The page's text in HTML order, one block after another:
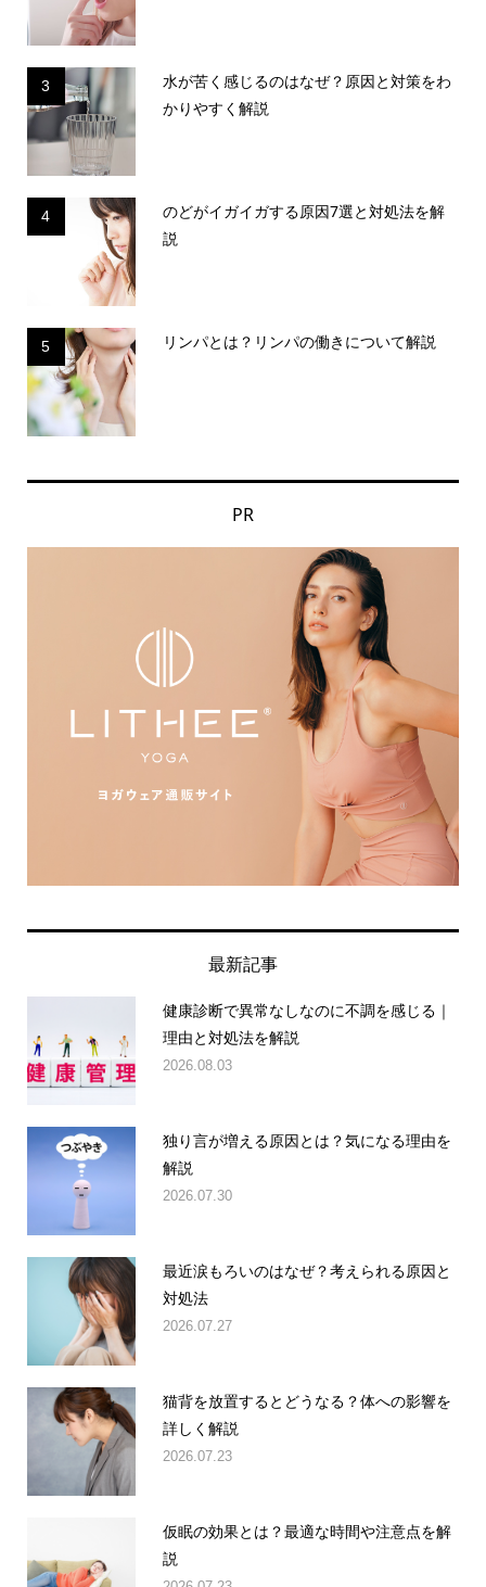
3
水が苦く感じるのはなぜ？原因と対策をわ
かりやすく解説
4
のどがイガイガする原因7選と対処法を解
説
5 リンパとは？リンパの働きについて解説
PR
最新記事
健康診断で異常なしなのに不調を感じる｜
理由と対処法を解説
2026.08.03
独り言が増える原因とは？気になる理由を
解説
2026.07.30
最近涙もろいのはなぜ？考えられる原因と
対処法
2026.07.27
猫背を放置するとどうなる？体への影響を
詳しく解説
2026.07.23
仮眠の効果とは？最適な時間や注意点を解
説